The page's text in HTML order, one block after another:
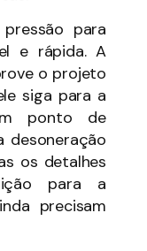
para
e rápida. A
o projeto
siga para a
ponto de
desoneração
os detalhes
para a
precisam